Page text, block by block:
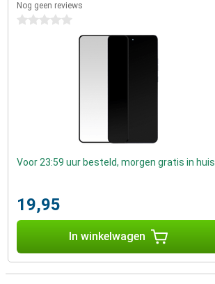
Nog geen reviews
0 sterren
Voor 23:59 uur besteld, morgen gratis in huis
19,95
In winkelwagen